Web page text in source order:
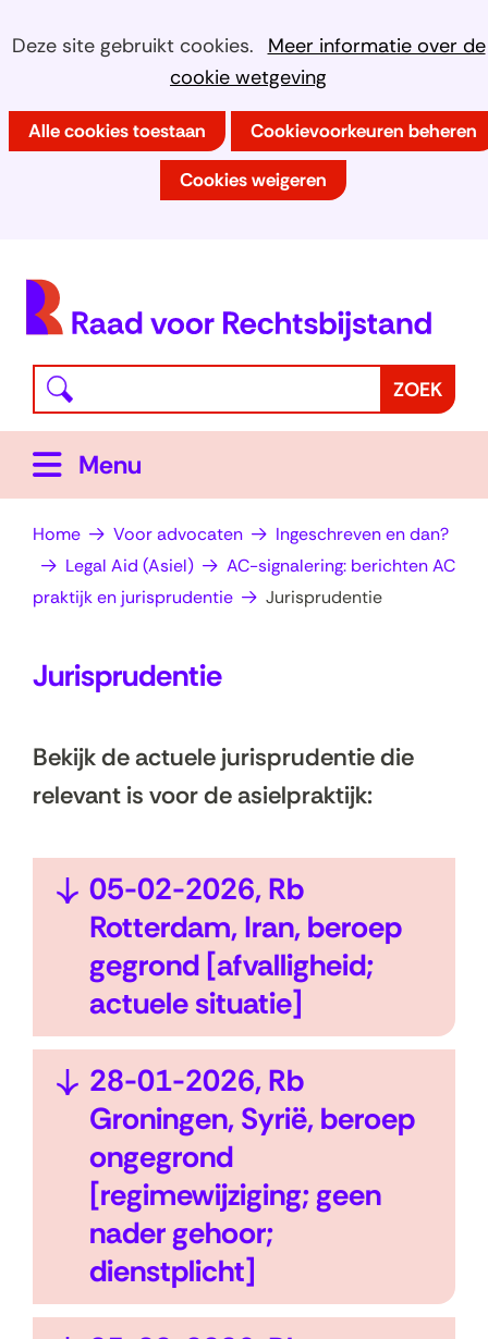
Cookies
Deze site gebruikt cookies.
Meer informatie over de
cookie wetgeving
Hier
het
gebruik
website
worden
toegestaan
Alle cookies toestaan Cookievoorkeuren beheren
Cookies weigeren
naar
de
inhoud
Waar
bent
naar
op
zoek?
ZOEK
Menu
Home Voor advocaten
Ingeschreven en dan?
Legal Aid (Asiel)
AC-signalering: berichten AC
praktijk en jurisprudentie
Jurisprudentie
Jurisprudentie
Bekijk de actuele jurisprudentie die
relevant is voor de asielpraktijk:
05-02-2026, Rb
Rotterdam, Iran, beroep
gegrond [afvalligheid;
actuele situatie]
U
i
t
k
l
a
p
p
e
n
28-01-2026, Rb
Groningen, Syrië, beroep
ongegrond
[regimewijziging; geen
nader gehoor;
dienstplicht]
U
i
t
k
l
a
p